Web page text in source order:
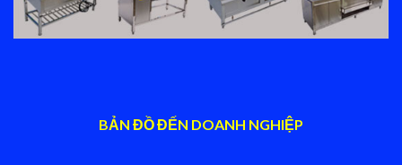
BẢN ĐỒ ĐẾN DOANH NGHIỆP